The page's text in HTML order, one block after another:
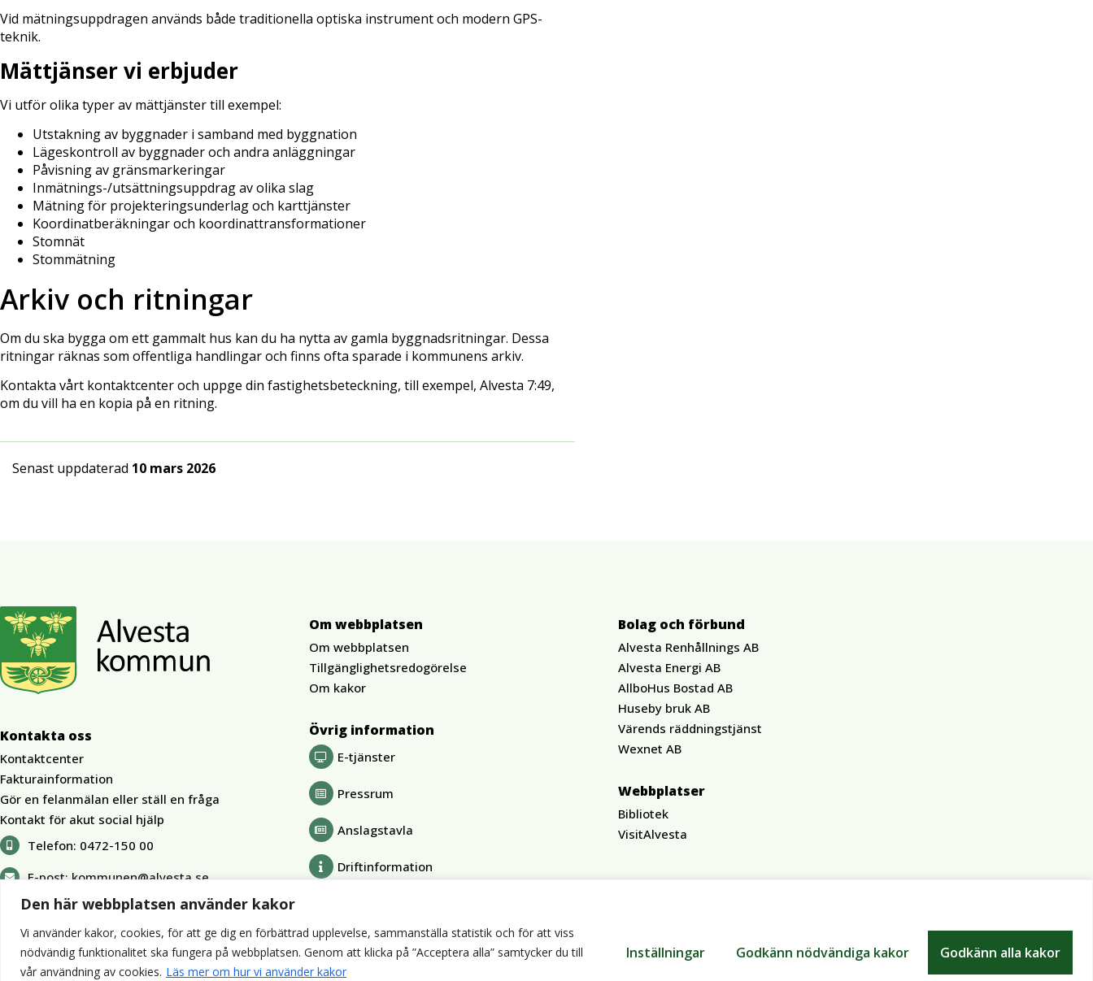
Den här webbplatsen använder kakor
Vi använder kakor, cookies, för att ge dig en förbättrad upplevelse, sammanställa statistik och för att viss
nödvändig funktionalitet ska fungera på webbplatsen. Genom att klicka på ”Acceptera alla” samtycker du till
vår användning av cookies. Läs mer om hur vi använder kakor
Inställningar Godkänn nödvändiga kakor Godkänn alla kakor
Vid mätningsuppdragen används både traditionella optiska instrument och modern GPS-
teknik.
Mättjänser vi erbjuder
Vi utför olika typer av mättjänster till exempel:
Utstakning av byggnader i samband med byggnation
Lägeskontroll av byggnader och andra anläggningar
Påvisning av gränsmarkeringar
Inmätnings-/utsättningsuppdrag av olika slag
Mätning för projekteringsunderlag och karttjänster
Koordinatberäkningar och koordinattransformationer
Stomnät
Stommätning
Arkiv och ritningar
Om du ska bygga om ett gammalt hus kan du ha nytta av gamla byggnadsritningar. Dessa
ritningar räknas som offentliga handlingar och finns ofta sparade i kommunens arkiv.
Kontakta vårt kontaktcenter och uppge din fastighetsbeteckning, till exempel, Alvesta 7:49,
om du vill ha en kopia på en ritning.
Senast uppdaterad 10 mars 2026
Kontakta oss
Kontaktcenter
Fakturainformation
Gör en felanmälan eller ställ en fråga
Kontakt för akut social hjälp
Telefon: 0472-150 00
E-post: kommunen@alvesta.se
Om webbplatsen
Om webbplatsen
Tillgänglighetsredogörelse
Om kakor
Övrig information
E-tjänster
Pressrum
Anslagstavla
Driftinformation
Bolag och förbund
Alvesta Renhållnings AB
Alvesta Energi AB
AllboHus Bostad AB
Huseby bruk AB
Värends räddningstjänst
Wexnet AB
Webbplatser
Bibliotek
VisitAlvesta